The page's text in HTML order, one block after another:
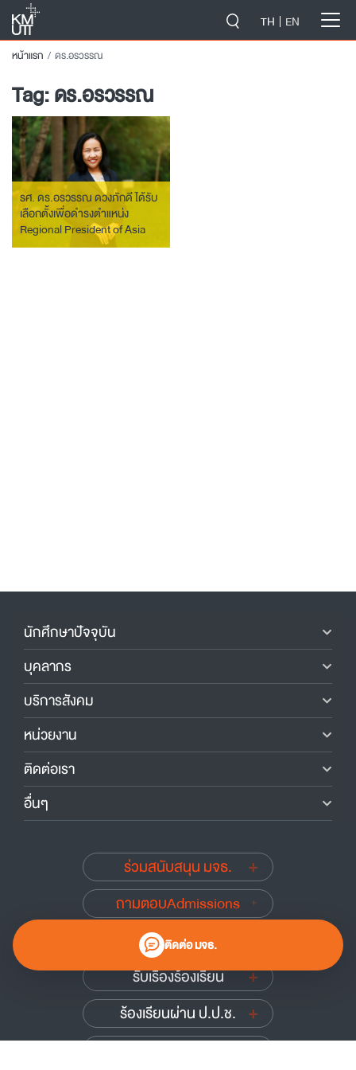
TH EN
หน้าแรก ดร.อรวรรณ
Tag:ดร.อรวรรณ
รศ. ดร.อรวรรณ ดวงภักดี ได้รับ
เลือกตั้งเพื่อดำรงตำแหน่ง
Regional President of Asia
ติดต่อ มจธ.
นักศึกษาปัจจุบัน
บุคลากร
บริการสังคม
หน่วยงาน
ติดต่อเรา
อื่นๆ
ร่วมสนับสนุน มจธ.
ถามตอบAdmissions
นักศึกษาเก่าสัมพันธ์
รับเรื่องร้องเรียน
ร้องเรียนผ่าน ป.ป.ช.